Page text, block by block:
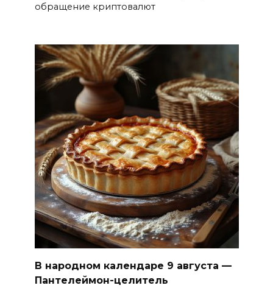
обращение криптовалют
В народном календаре 9 августа —
Пантелеймон-целитель